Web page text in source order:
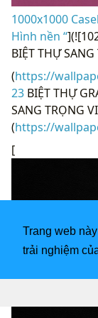
Trang web
trải nghiệm
1000x1000
Hình nền “
BIỆT THỰ
(https://
23 BIỆT THỰ
SANG TRỌNG
(https://
[